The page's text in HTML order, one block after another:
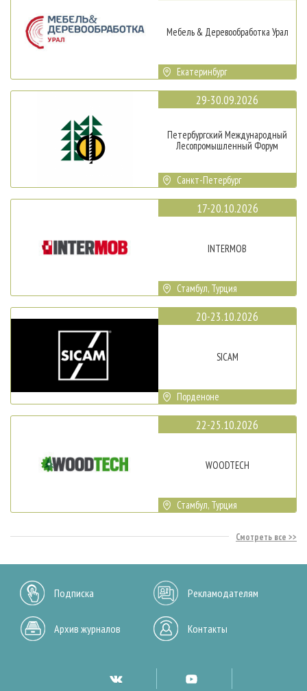
Мебель & Деревообработка Урал
Екатеринбург
29-30.09.2026
Петербургский Международный
Лесопромышленный Форум
Санкт-Петербург
17-20.10.2026
INTERMOB
Стамбул, Турция
20-23.10.2026
SICAM
Порденоне
22-25.10.2026
WOODTECH
Стамбул, Турция
Смотреть все
Подписка Рекламодателям
Архив журналов Контакты